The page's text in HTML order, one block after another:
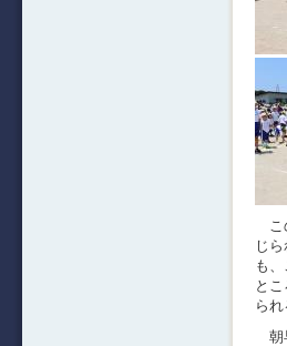
こ
じ
も
と
ら
朝